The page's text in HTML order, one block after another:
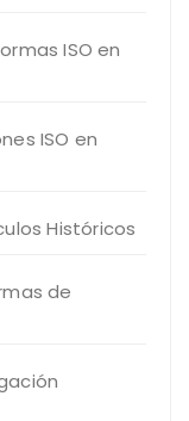
ISO en
ISO en
Históricos
de